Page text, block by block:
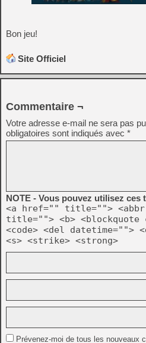
Bon jeu!
Site Officiel
Commentaire ¬
Votre adresse e-mail ne sera pas
obligatoires sont indiqués avec *
NOTE - Vous pouvez utilisez ces
<a href="" title="">
title=""> <b>
<code> <del datetime="">
<s> <strike> <strong>
Prévenez-moi de tous les nouveaux